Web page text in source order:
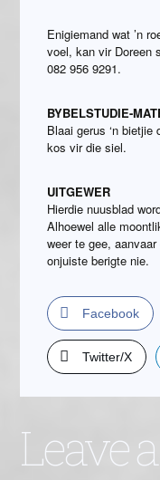
Enigiemand wat ’n
voel, kan vir Doreen
082 956 9291.
BYBELSTUDIE-
Blaai gerus ‘n
kos vir die siel.
UITGEWER
Hierdie nuusblad
Alhoewel alle
weer te gee,
onjuiste berigte nie.
Facebook
Twitter/X
Leave